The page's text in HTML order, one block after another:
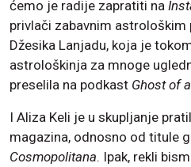
ćemo je radije zapratiti na
privlači zabavnim astrološkim
Džesika Lanjadu, koja je
astrološkinja za mnoge
preselila na podkast Ghost of
I Aliza Keli je u skupljanje
magazina, odnosno od titule
Cosmopolitana. Ipak, rekli